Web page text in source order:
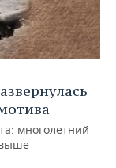
многолетний
выше